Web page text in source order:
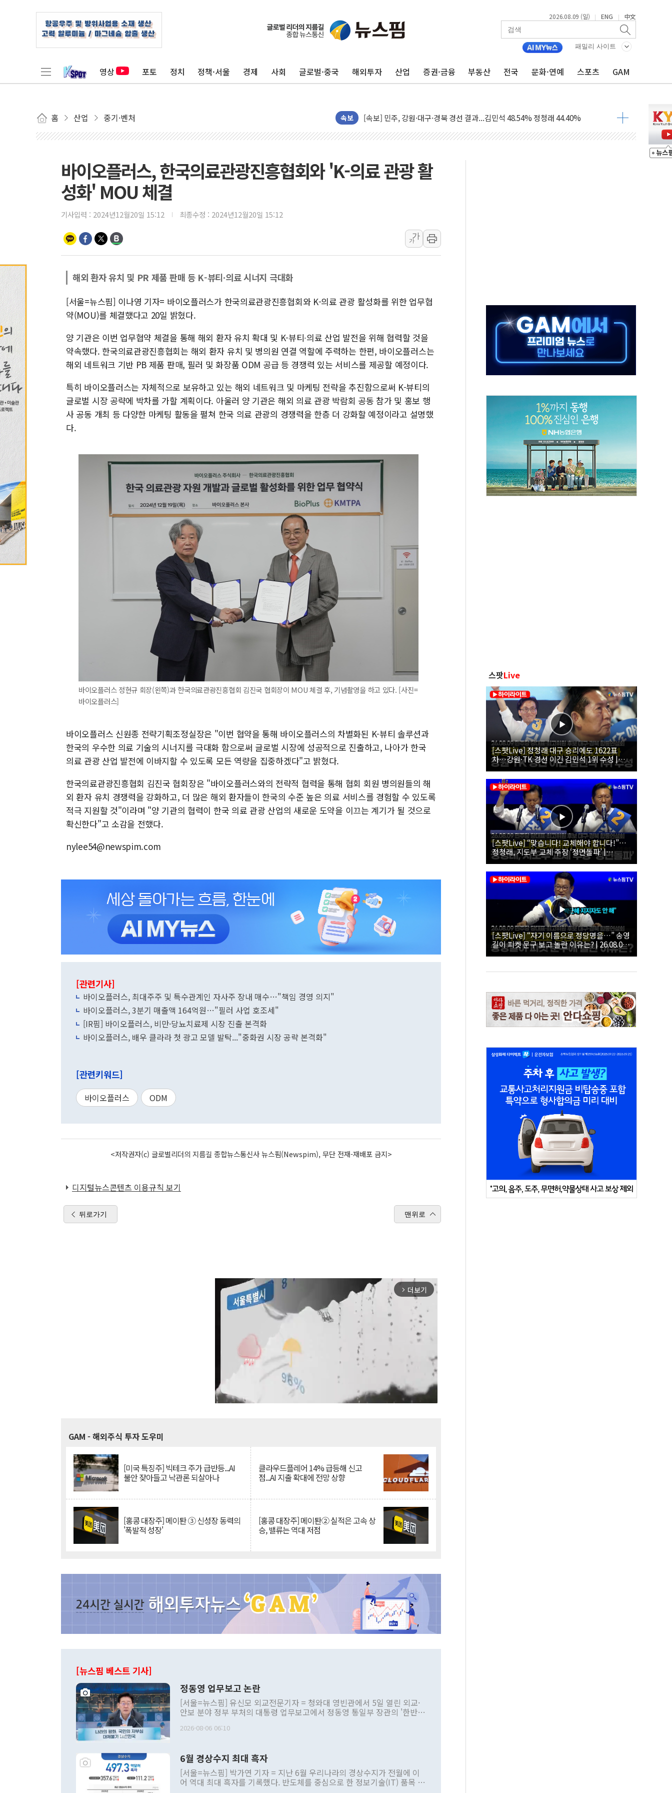
2026.08.09 (일) | ENG | 中文
패밀리 사이트
영상 포토 정치 정책·서울 경제 사회 글로벌·중국 해외투자 산업 증권·금융 부동산 전국 문화·연예 스포츠 GAM
홈 산업 중기·벤처 속보
포항 블루밸리 국가산단에 '철강 AI융합실증센터' 들어선다
상주 낙동강 선착장 하류서 50대 숨진 채 발견...경찰, 조사 중
[종합] 김민석, 정청래에 누적 1.48%p 차 선두 유지...金 46.01% vs 鄭 44.53%
민주당 경북도당위원장에 오중기 당선...합산득표율 68.63%
인천서 말다툼 중 어머니 살해 10대 구속…범행 후 반려견도 죽여
[속보] 민주, 경북 경선 결과 발표...김민석 47.37% 정청래 45.71% 송영길 6.92%
[속보] 민주, 대구 경선 결과 발표...정청래 47.82% 김민석 46.35% 송영길 5.83%
정재헌 CEO, SKT 장기고객 400명 맞이…"마음 잇는 시간 되길"
병무청, 보충역 전면 손질… 예술·체육요원 최대 33% 감축
홈플러스發 대형마트 판매, 역대 최대폭 감소한 9.4%↓…유통업계 양극화 심화
바이오플러스, 한국의료관광진흥협회와 'K-의료 관광 활
성화' MOU 체결
기사입력 : 2024년12월20일 15:12 최종수정 : 2024년12월20일 15:12
가
가
해외 환자 유치 및 PR 제품 판매 등 K-뷰티∙의료 시너지 극대화
[서울=뉴스핌] 이나영 기자= 바이오플러스가 한국의료관광진흥협회와 K-의료 관광 활성화를 위한 업무협
약(MOU)를 체결했다고 20일 밝혔다.
양 기관은 이번 업무협약 체결을 통해 해외 환자 유치 확대 및 K-뷰티∙의료 산업 발전을 위해 협력할 것을
약속했다. 한국의료관광진흥협회는 해외 환자 유치 및 병의원 연결 역할에 주력하는 한편, 바이오플러스는
해외 네트워크 기반 PB 제품 판매, 필러 및 화장품 ODM 공급 등 경쟁력 있는 서비스를 제공할 예정이다.
특히 바이오플러스는 자체적으로 보유하고 있는 해외 네트워크 및 마케팅 전략을 추진함으로써 K-뷰티의
글로벌 시장 공략에 박차를 가할 계획이다. 아울러 양 기관은 해외 의료 관광 박람회 공동 참가 및 홍보 행
사 공동 개최 등 다양한 마케팅 활동을 펼쳐 한국 의료 관광의 경쟁력을 한층 더 강화할 예정이라고 설명했
다.
바이오플러스 정현규 회장(왼쪽)과 한국의료관광진흥협회 김진국 협회장이 MOU 체결 후, 기념촬영을 하고 있다. [사진=
바이오플러스]
바이오플러스 신원종 전략기획조정실장은 "이번 협약을 통해 바이오플러스의 차별화된 K-뷰티 솔루션과
한국의 우수한 의료 기술의 시너지를 극대화 함으로써 글로벌 시장에 성공적으로 진출하고, 나아가 한국
의료 관광 산업 발전에 이바지할 수 있도록 모든 역량을 집중하겠다"고 밝혔다.
한국의료관광진흥협회 김진국 협회장은 "바이오플러스와의 전략적 협력을 통해 협회 회원 병의원들의 해
외 환자 유치 경쟁력을 강화하고, 더 많은 해외 환자들이 한국의 수준 높은 의료 서비스를 경험할 수 있도록
적극 지원할 것"이라며 "양 기관의 협력이 한국 의료 관광 산업의 새로운 도약을 이끄는 계기가 될 것으로
확신한다"고 소감을 전했다.
nylee54@newspim.com
[관련기사]
바이오플러스, 최대주주 및 특수관계인 자사주 장내 매수…"책임 경영 의지"
바이오플러스, 3분기 매출액 164억원…"필러 사업 호조세"
[IR핌] 바이오플러스, 비만·당뇨치료제 시장 진출 본격화
바이오플러스, 배우 클라라 첫 광고 모델 발탁..."중화권 시장 공략 본격화"
[관련키워드]
바이오플러스 ODM
<저작권자(c) 글로벌리더의 지름길 종합뉴스통신사 뉴스핌(Newspim), 무단 전재-재배포 금지>
디지털뉴스콘텐츠 이용규칙 보기
뒤로가기 맨위로
arrow_forward_ios 더보기
GAM - 해외주식 투자 도우미
[미국 특징주] 빅테크 주가 급반등...AI
불안 잦아들고 낙관론 되살아나
클라우드플레어 14% 급등해 신고
점...AI 지출 확대에 전망 상향
[홍콩 대장주] 메이퇀 ③ 신성장 동력의
'폭발적 성장'
[홍콩 대장주] 메이퇀② 실적은 고속 상
승, 밸류는 역대 저점
[뉴스핌 베스트 기사]
정동영 업무보고 논란
[서울=뉴스핌] 유신모 외교전문기자 = 청와대 영빈관에서 5일 열린 외교·
안보 분야 정부 부처의 대통령 업무보고에서 정동영 통일부 장관의 '한반도
발언 중에는 정부 내 조율을 거치지 않은 사안을 정책으로 추진하겠다고 공
주의적 희망에 근거한 비현실적 구상'이라는 비판을 내놨다. 그동안 정 장
관의 대북 정책 관련 발언이 물의를 빚은 적은 여러 번 있지만 대통령과 유
관 부처 장관이 공개적으로 부정적 입장을 표명한 것은 이례적이다. 정 장
관의 무리한 대북 접근법과 월권을 제어해야 한다는 목소리도 높아지고 있
2026-08-06 06:10
6월 경상수지 최대 흑자
[서울=뉴스핌] 박가연 기자 = 지난 6월 우리나라의 경상수지가 전월에 이
어 역대 최대 흑자를 기록했다. 반도체를 중심으로 한 정보기술(IT) 품목 수
스팟Live
[스팟Live] 정청래 대구 승리에도 1622표
차…강원·TK 경선 이긴 김민석 1위 수성 |
26.08.09 더불어민주당 당대표·최고위원 후
보 대구·경북 합동연설회
[스팟Live] “맞습니다! 교체해야 합니다!”…
정청래, 지도부 교체 주장 ‘정면돌파’ |
26.08.09 더불어민주당 당대표·최고위원 후
보 대구·경북 합동연설회
[스팟Live] “자기 이름으로 정당명을…” 송영
길이 피켓 문구 보고 놀란 이유는? | 26.08.09
더불어민주당 당대표·최고위원 후보 대구·경